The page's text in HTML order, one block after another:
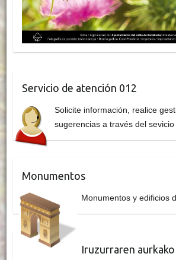
Servicio de atención 012
Solicite información, realice
sugerencias a través del sevicio
Monumentos
Monumentos y edificios
Iruzurraren